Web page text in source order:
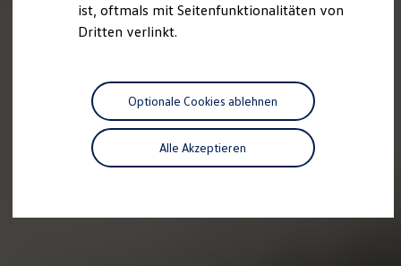
ist, oftmals mit Seitenfunktionalitäten von
Dritten verlinkt.
Alle Akzeptieren
Optionale Cookies ablehnen